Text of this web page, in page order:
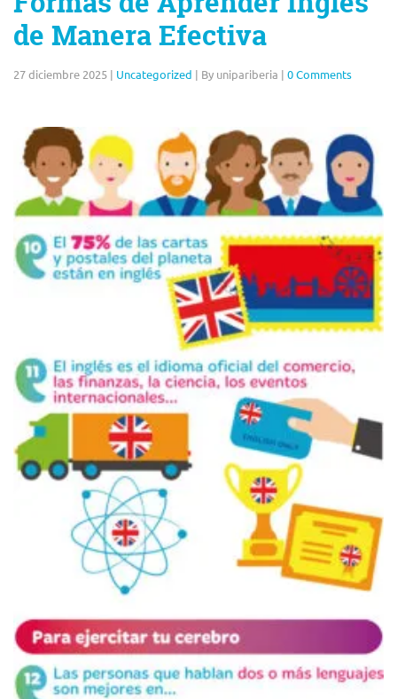
de Manera Efectiva
27 diciembre 2025 | Uncategorized | By unipariberia | 0 Comments